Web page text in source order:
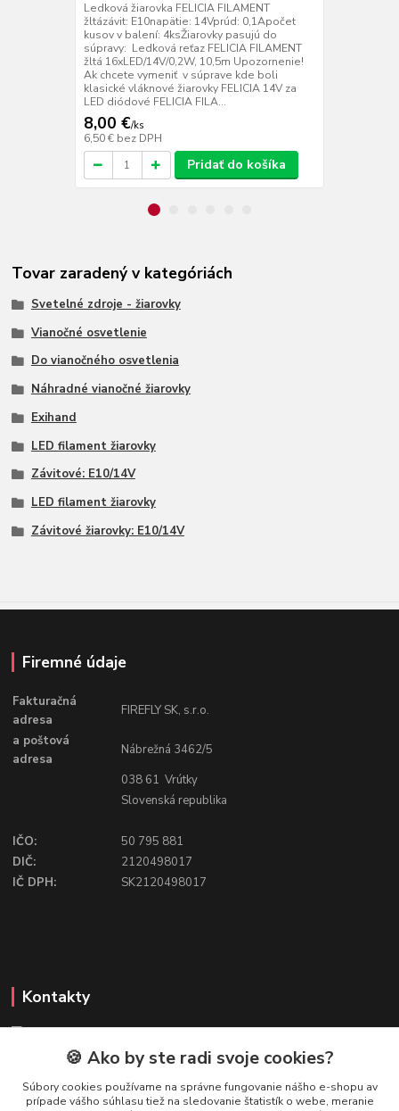
Ledková žiarovka FELICIA FILAMENT
žltázávit: E10napätie: 14Vprúd: 0,1Apočet
kusov v balení: 4ksŽiarovky pasujú do
súpravy: Ledková reťaz FELICIA FILAMENT
žltá 16xLED/14V/0,2W, 10,5m Upozornenie!
Ak chcete vymeniť v súprave kde boli
klasické vláknové žiarovky FELICIA 14V za
LED diódové FELICIA FILA...
8,00 €/ks
6,50 € bez DPH
Pridať do košíka
Tovar zaradený v kategóriách
Svetelné zdroje - žiarovky
Vianočné osvetlenie
Do vianočného osvetlenia
Náhradné vianočné žiarovky
Exihand
LED filament žiarovky
Závitové: E10/14V
LED filament žiarovky
Závitové žiarovky: E10/14V
Firemné údaje
Fakturačná
adresa
FIREFLY SK, s.r.o.
a poštová
adresa
Nábrežná 3462/5
038 61 Vrútky
Slovenská republika
IČO:
50 795 881
DIČ:
2120498017
IČ DPH:
SK2120498017
Kontakty
FIREFLY SHOP
Mgr. Ivana Kirschnerová
🍪 Ako by ste radi svoje cookies?
Súbory cookies používame na správne fungovanie nášho e-shopu av
prípade vášho súhlasu tiež na sledovanie štatistík o webe, meranie